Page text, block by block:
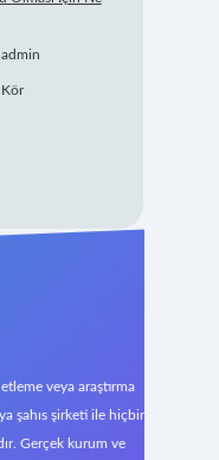
admin
Kör
veya araştırma
şahıs şirketi ile hiçbir
Gerçek kurum ve